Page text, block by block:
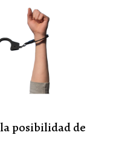
posibilidad de